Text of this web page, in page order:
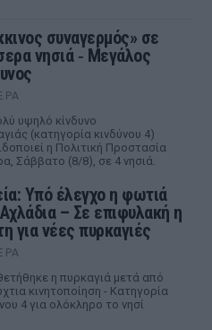
συναγερμός» σε
νησιά ‑ Μεγάλος
υψηλό κίνδυνο
(κατηγορία κινδύνου 4)
η Πολιτική Προστασία
Σάββατο (8/8), σε 4 νησιά.
Υπό έλεγχο η φωτιά
– Σε επιφυλακή η
για νέες πυρκαγιές
η πυρκαγιά μετά από
κινητοποίηση - Κατηγορία
4 για ολόκληρο το νησί